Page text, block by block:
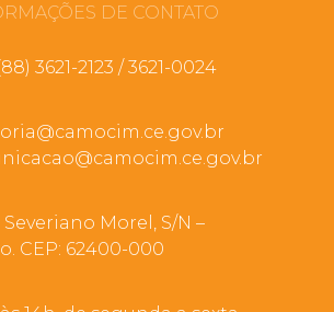
DE CONTATO
3621-2123 / 3621-0024
Severiano Morel, S/N –
CEP: 62400-000